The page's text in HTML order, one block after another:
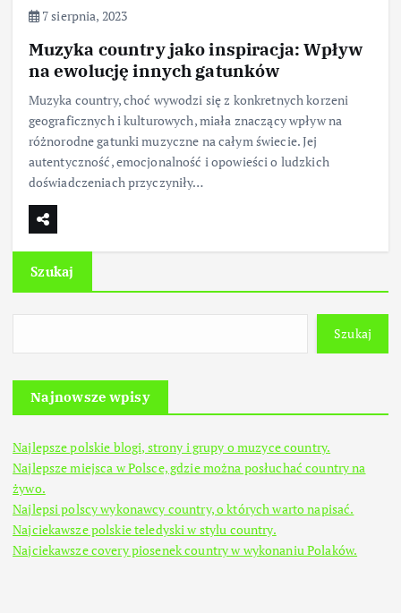
7 sierpnia, 2023
Muzyka country jako inspiracja: Wpływ
na ewolucję innych gatunków
Muzyka country, choć wywodzi się z konkretnych korzeni
geograficznych i kulturowych, miała znaczący wpływ na
różnorodne gatunki muzyczne na całym świecie. Jej
autentyczność, emocjonalność i opowieści o ludzkich
doświadczeniach przyczyniły…
Szukaj
Szukaj
Najnowsze wpisy
Najlepsze polskie blogi, strony i grupy o muzyce country.
Najlepsze miejsca w Polsce, gdzie można posłuchać country na
żywo.
Najlepsi polscy wykonawcy country, o których warto napisać.
Najciekawsze polskie teledyski w stylu country.
Najciekawsze covery piosenek country w wykonaniu Polaków.